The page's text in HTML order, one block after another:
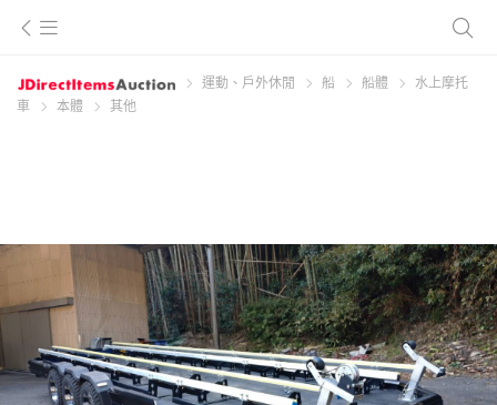
運動、戶外休閒 船 船體
水上摩托
車
本體 其他